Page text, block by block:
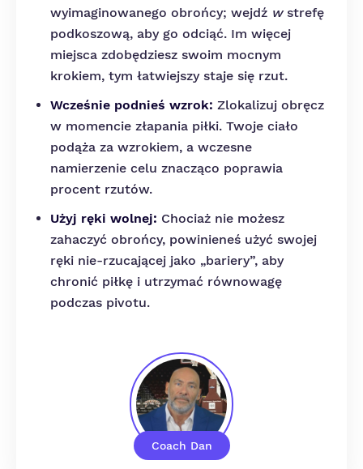
Coach Dan
wyimaginowanego obrońcy; wejdź wstrefę
podkoszową, aby go odciąć. Im więcej
miejsca zdobędziesz swoim mocnym
krokiem, tym łatwiejszy staje się rzut.
Wcześnie podnieś wzrok: Zlokalizuj obręcz
w momencie złapania piłki. Twoje ciało
podąża za wzrokiem, a wczesne
namierzenie celu znacząco poprawia
procent rzutów.
Użyj ręki wolnej: Chociaż nie możesz
zahaczyć obrońcy, powinieneś użyć swojej
ręki nie-rzucającej jako „bariery”, aby
chronić piłkę i utrzymać równowagę
podczas pivotu.